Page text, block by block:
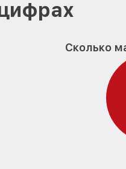
Сколько